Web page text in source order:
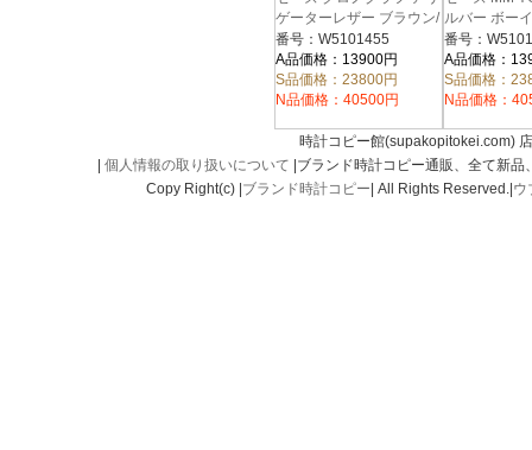
ゲーターレザー ブラウン/
シルバー メンズ
W5101455
番号：W5101455
A品価格：13900円
S品価格：23800円
N品価格：40500円
ルバー ボー
W51012Q4
番号：
A品価格：
S品価格：
N品価格：
時計コピー館(supakopitokei.com)
個人情報の取り扱いについて |ブランド時計コピー通販、全て新
Copy Right(c) | ブランド時計コピー | All Rights Reserved.| ウ